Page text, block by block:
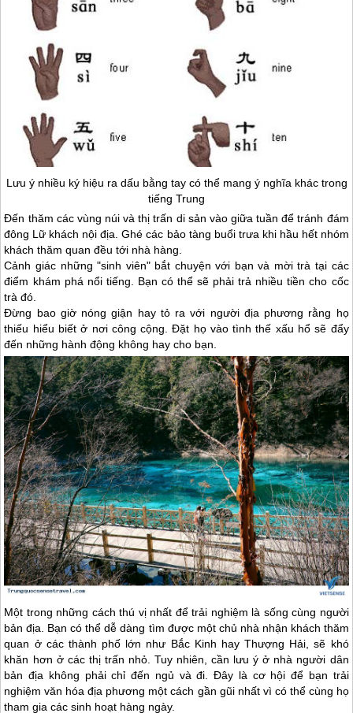
Lưu ý nhiều ký hiệu ra dấu bằng tay có thể mang ý nghĩa khác trong
tiếng Trung
Đến thăm các vùng núi và thị trấn di sản vào giữa tuần để tránh đám
đông Lữ khách nội địa. Ghé các bảo tàng buổi trưa khi hầu hết nhóm
khách thăm quan đều tới nhà hàng.
Cảnh giác những "sinh viên" bắt chuyện với bạn và mời trà tại các
điểm khám phá nổi tiếng. Bạn có thể sẽ phải trả nhiều tiền cho cốc
trà đó.
Đừng bao giờ nóng giận hay tỏ ra với người địa phương rằng họ
thiếu hiểu biết ở nơi công cộng. Đặt họ vào tình thế xấu hổ sẽ đẩy
đến những hành động không hay cho bạn.
Một trong những cách thú vị nhất để trải nghiệm là sống cùng người
bản địa. Bạn có thể dễ dàng tìm được một chủ nhà nhận khách thăm
quan ở các thành phố lớn như Bắc Kinh hay Thượng Hải, sẽ khó
khăn hơn ở các thị trấn nhỏ. Tuy nhiên, cần lưu ý ở nhà người dân
bản địa không phải chỉ đến ngủ và đi. Đây là cơ hội để bạn trải
nghiệm văn hóa địa phương một cách gần gũi nhất vì có thể cùng họ
tham gia các sinh hoạt hàng ngày.